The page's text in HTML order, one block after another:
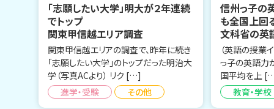
「志願したい大学」明大が２年連続
でトップ
関東甲信越エリア調査
関東甲信越エリアの調査で、昨年に続き
「志願したい大学」のトップだった明治大
学（写真ACより） リク […]
進学・受験
その他
信州っ子の
も全国上回
文科省の英
（英語の授業
っ子の英語力
国平均を上
教育・学校